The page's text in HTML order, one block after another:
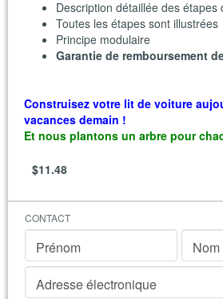
Description détaillée des étapes
Toutes les étapes sont illustrées
Principe modulaire
Garantie de remboursement
Construisez votre lit de voiture
vacances demain !
Et nous plantons un arbre pour
$11.48
CONTACT
Prénom
Adresse électronique